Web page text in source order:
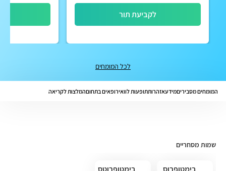
לקביעת תור
לכל המומחים
המומחים מסביריםמידעאזהרותתופעות לוואירופאים בתחוםהמלצות לקריאה
שמות מסחריים